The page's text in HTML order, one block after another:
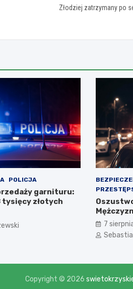
Złodziej zatrzymany po
POLICJA
garnituru:
tysięcy złotych
pomaga
7
Copyright © 2026